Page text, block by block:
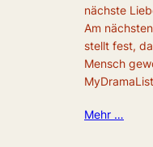
nächste
Am
stellt fest,
Mensch
Mehr …